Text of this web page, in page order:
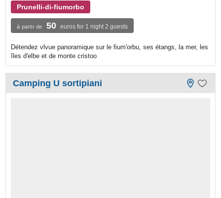
Prunelli-di-fiumorbo
à partir de 50 euros for 1 night 2 guests
Détendez vlvue panoramique sur le fium'orbu, ses étangs, la mer, les
îles d'elbe et de monte cristoo
Camping U sortipiani